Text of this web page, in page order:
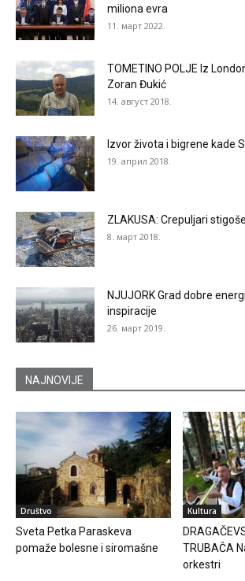
miliona evra
11. март 2022.
TOMETINO POLJE Iz
Zoran Đukić
14. август 2018.
Izvor života i bigrene kade
19. април 2018.
ZLAKUSA: Crepuljari
8. март 2018.
NJUJORK Grad dobre
inspiracije
26. март 2019.
NAJNOVIJE
Društvo
Sveta Petka Paraskeva
pomaže bolesne i siromašne
Kultura
TRUBAČA
orkestri